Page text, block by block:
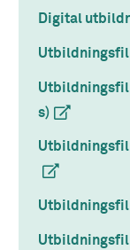
Digital
s)(extern länk)